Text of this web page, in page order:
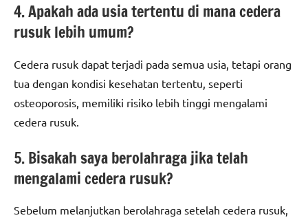
4. Apakah ada usia tertentu di mana cedera
rusuk lebih umum?
Cedera rusuk dapat terjadi pada semua usia, tetapi orang
tua dengan kondisi kesehatan tertentu, seperti
osteoporosis, memiliki risiko lebih tinggi mengalami
cedera rusuk.
5. Bisakah saya berolahraga jika telah
mengalami cedera rusuk?
Sebelum melanjutkan berolahraga setelah cedera rusuk,